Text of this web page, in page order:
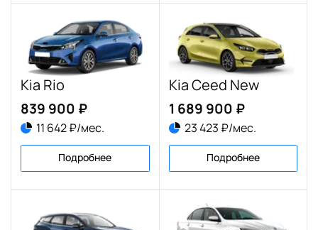
Kia Rio
839 900 ₽
11 642 ₽/мес.
Подробнее
Kia Ceed New
1 689 900 ₽
23 423 ₽/мес.
Подробнее